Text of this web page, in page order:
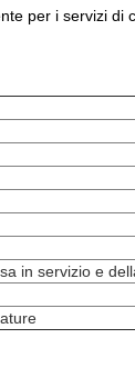
per i servizi
in servizio e